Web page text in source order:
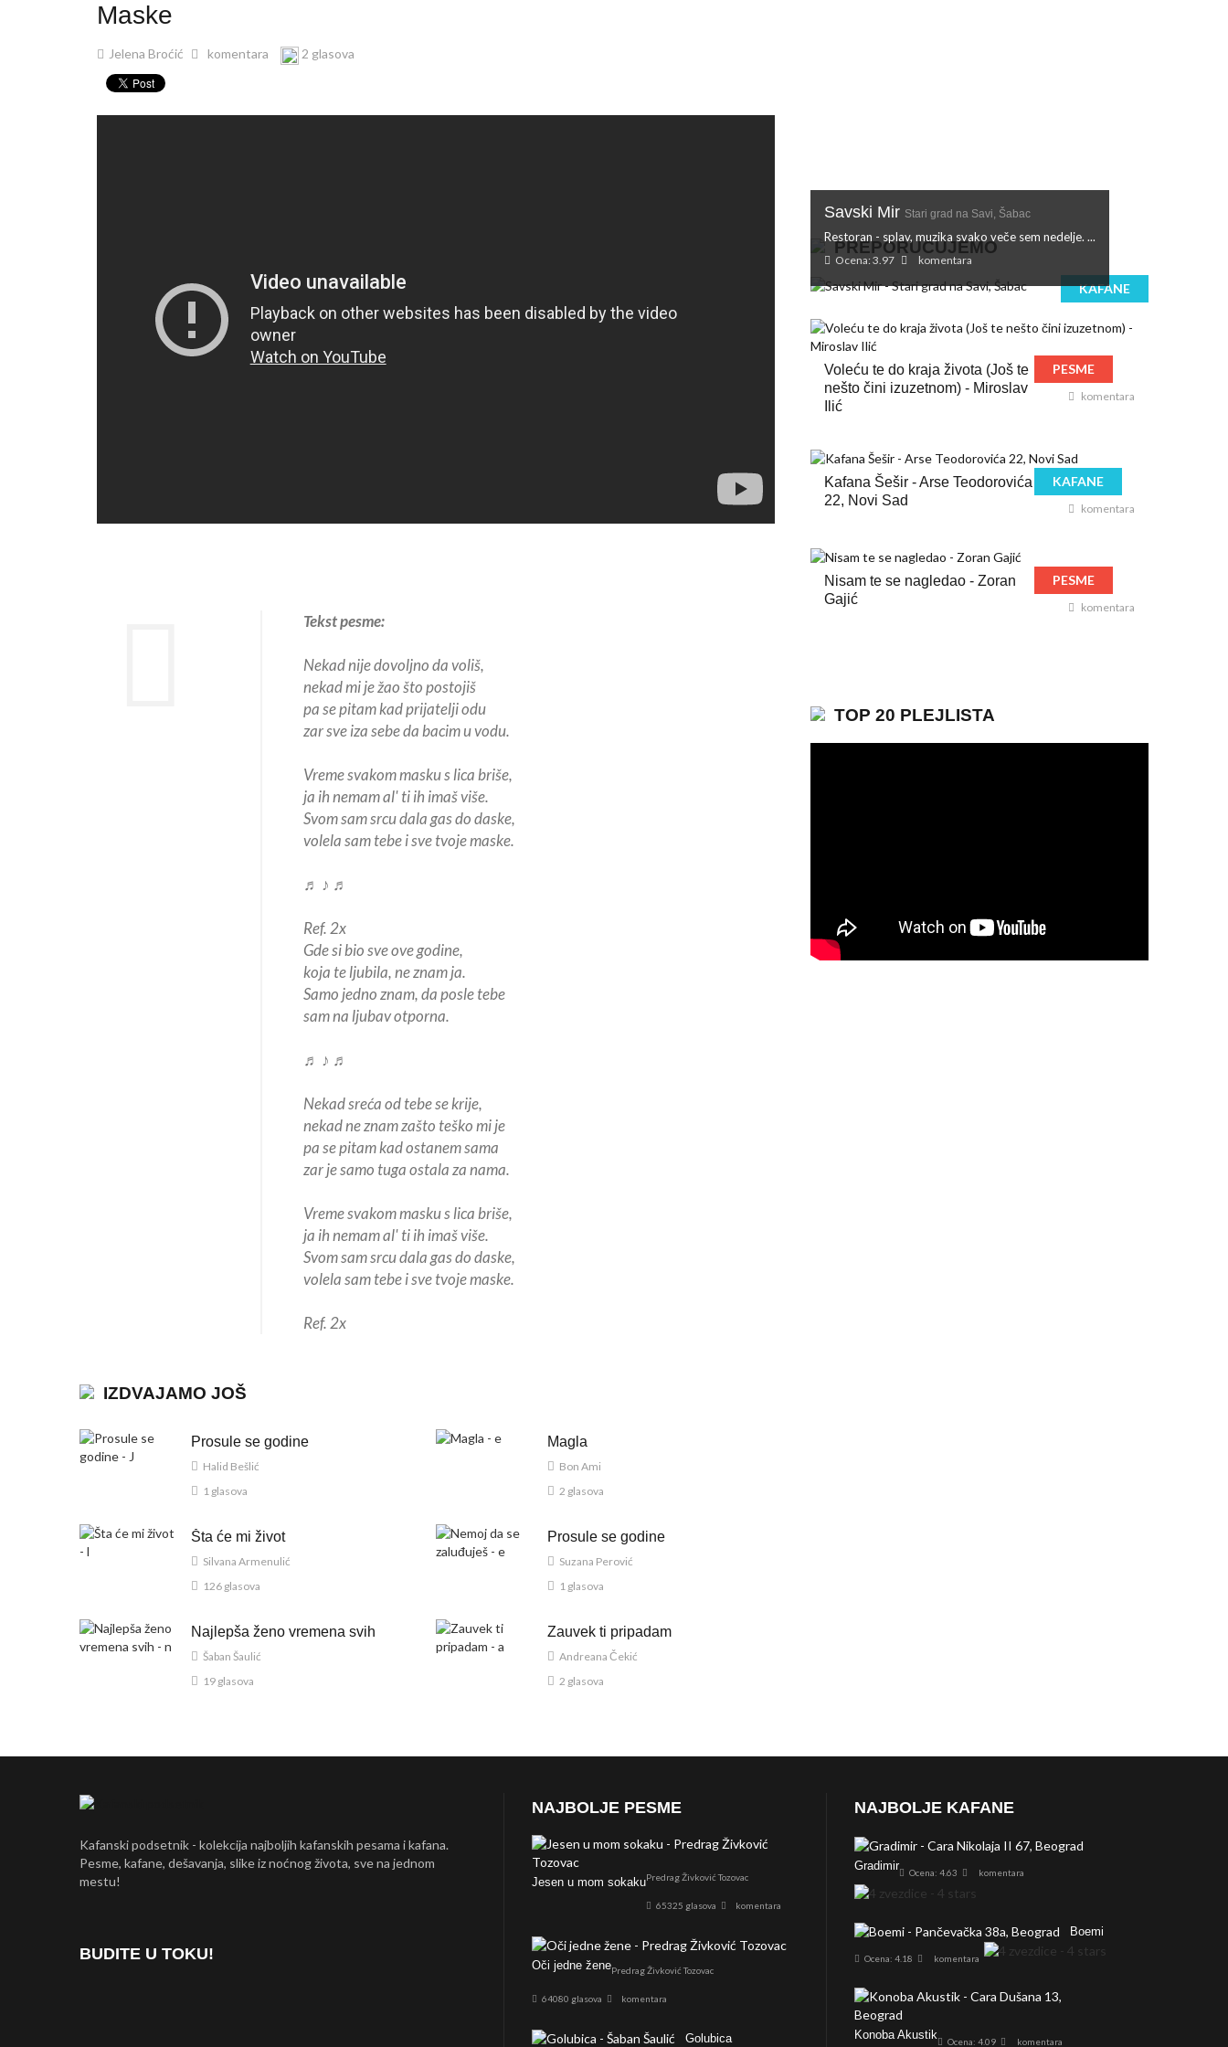
Maske
Jelena Broćić komentara 2 glasova
Tekst pesme:
Nekad nije dovoljno da voliš,
nekad mi je žao što postojiš
pa se pitam kad prijatelji odu
zar sve iza sebe da bacim u vodu.
Vreme svakom masku s lica briše,
ja ih nemam al' ti ih imaš više.
Svom sam srcu dala gas do daske,
volela sam tebe i sve tvoje maske.
♬ ♪ ♬
Ref. 2x
Gde si bio sve ove godine,
koja te ljubila, ne znam ja.
Samo jedno znam, da posle tebe
sam na ljubav otporna.
♬ ♪ ♬
Nekad sreća od tebe se krije,
nekad ne znam zašto teško mi je
pa se pitam kad ostanem sama
zar je samo tuga ostala za nama.
Vreme svakom masku s lica briše,
ja ih nemam al' ti ih imaš više.
Svom sam srcu dala gas do daske,
volela sam tebe i sve tvoje maske.
Ref. 2x
IZDVAJAMO JOŠ
Prosule se godine
Halid Bešlić
1 glasova
Magla
Bon Ami
2 glasova
Šta će mi život
Silvana Armenulić
126 glasova
Prosule se godine
Suzana Perović
1 glasova
Najlepša ženo vremena svih
Šaban Šaulić
19 glasova
Zauvek ti pripadam
Andreana Čekić
2 glasova
PREPORUČUJEMO
KAFANE
Savski Mir Stari grad na Savi, Šabac
Restoran - splav, muzika svako veče sem nedelje. ...
Ocena: 3.97 komentara
Voleću te do kraja života (Još te
nešto čini izuzetnom) - Miroslav
Ilić
PESME
komentara
Kafana Šešir - Arse Teodorovića
22, Novi Sad
KAFANE
komentara
Nisam te se nagledao - Zoran
Gajić
PESME
komentara
TOP 20 PLEJLISTA
Kafanski podsetnik - kolekcija najboljih kafanskih pesama i kafana.
Pesme, kafane, dešavanja, slike iz noćnog života, sve na jednom
mestu!
BUDITE U TOKU!
NAJBOLJE PESME
Jesen u mom sokakuPredrag Živković Tozovac
65325 glasova komentara
Oči jedne ženePredrag Živković Tozovac
64080 glasova komentara
Golubica
NAJBOLJE KAFANE
Gradimir Ocena: 4.63 komentara
Boemi
Ocena: 4.18 komentara
Konoba Akustik Ocena: 4.09 komentara